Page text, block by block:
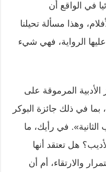
في الواقع أن
وهذا مسألة تحيلنا
الرواية، فهي شيء
المرموقة على
في ذلك جائزة البوكر
في رأيك، ما
هل تعتقد أنها
والارتقاء، أم أن